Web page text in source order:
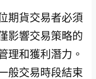
期貨交易者必須
影響交易策略的
理和獲利潛力。
般交易時段結束